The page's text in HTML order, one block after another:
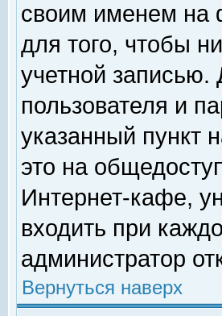
своим именем на
для того, чтобы
учетной записью.
пользователя и
указанный пункт
это на
Интернет-кафе,
входить при
администратор
Вернуться наверх